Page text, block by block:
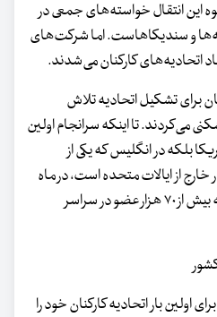
این انتقال خواسته‌های جمعی در
و سندیکاهاست. اما شرکت‌های
اتحادیه‌های کارکنان می‌شدند.
برای تشکیل اتحادیه تلاش
می‌کردند. تا اینکه سرانجام اولین
بلکه در انگلیس که یکی از
از ایالات متحده است، در ماه
مه ۲۰۲۱ تأسیس شد. این اتحادیه بیش از ۷۰ هزار عضو در سراسر
در نهایت در اوایل سال ۲۰۲۱، برای اولین بار اتحادیه کارکنان خود را